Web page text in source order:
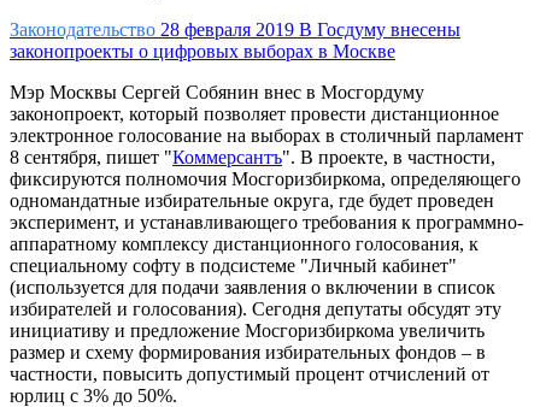
Законодательство 28 февраля 2019 В Госдуму внесены
законопроекты о цифровых выборах в Москве
Мэр Москвы Сергей Собянин внес в Мосгордуму
законопроект, который позволяет провести дистанционное
электронное голосование на выборах в столичный парламент
8 сентября, пишет "Коммерсантъ". В проекте, в частности,
фиксируются полномочия Мосгоризбиркома, определяющего
одномандатные избирательные округа, где будет проведен
эксперимент, и устанавливающего требования к программно-
аппаратному комплексу дистанционного голосования, к
специальному софту в подсистеме "Личный кабинет"
(используется для подачи заявления о включении в список
избирателей и голосования). Сегодня депутаты обсудят эту
инициативу и предложение Мосгоризбиркома увеличить
размер и схему формирования избирательных фондов – в
частности, повысить допустимый процент отчислений от
юрлиц с 3% до 50%.